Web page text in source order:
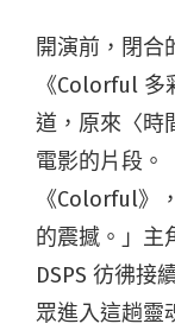
開演前，閉合
《Colorful 多
道，原來〈時
電影的片段。
《Colorful》
的震撼。」主
DSPS 彷彿接
眾進入這趟靈